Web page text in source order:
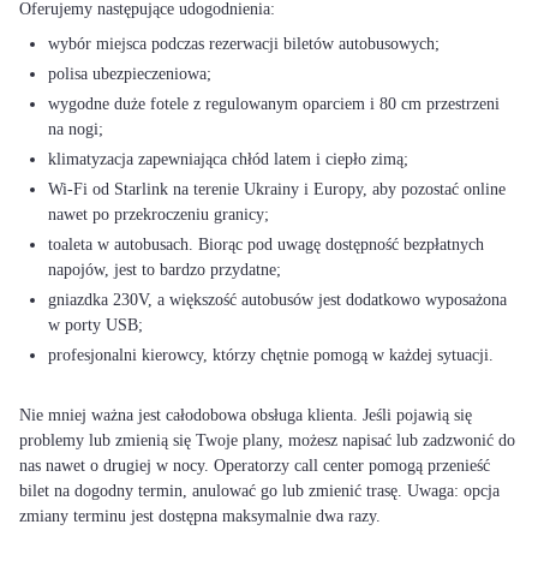
wybór miejsca podczas rezerwacji biletów autobusowych;
polisa ubezpieczeniowa;
wygodne duże fotele z regulowanym oparciem i 80 cm przestrzeni
na nogi;
klimatyzacja zapewniająca chłód latem i ciepło zimą;
Wi-Fi od Starlink na terenie Ukrainy i Europy, aby pozostać online
nawet po przekroczeniu granicy;
toaleta w autobusach. Biorąc pod uwagę dostępność bezpłatnych
napojów, jest to bardzo przydatne;
gniazdka 230V, a większość autobusów jest dodatkowo wyposażona
w porty USB;
profesjonalni kierowcy, którzy chętnie pomogą w każdej sytuacji.
Nie mniej ważna jest całodobowa obsługa klienta. Jeśli pojawią się
problemy lub zmienią się Twoje plany, możesz napisać lub zadzwonić do
nas nawet o drugiej w nocy. Operatorzy call center pomogą przenieść
bilet na dogodny termin, anulować go lub zmienić trasę. Uwaga: opcja
zmiany terminu jest dostępna maksymalnie dwa razy.